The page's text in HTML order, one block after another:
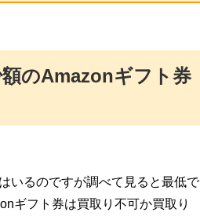
のAmazonギフト券
いるのですが調べて見ると最低で
ギフト券は買取り不可か買取り